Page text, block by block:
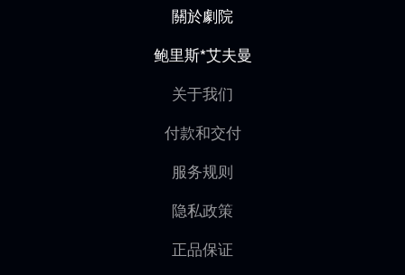
關於劇院
鲍里斯*艾夫曼
关于我们
付款和交付
服务规则
隐私政策
正品保证